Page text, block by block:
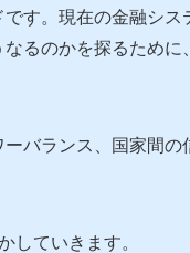
す。現在の金融シス
るのかを探るために
バランス、国家間の
していきます。